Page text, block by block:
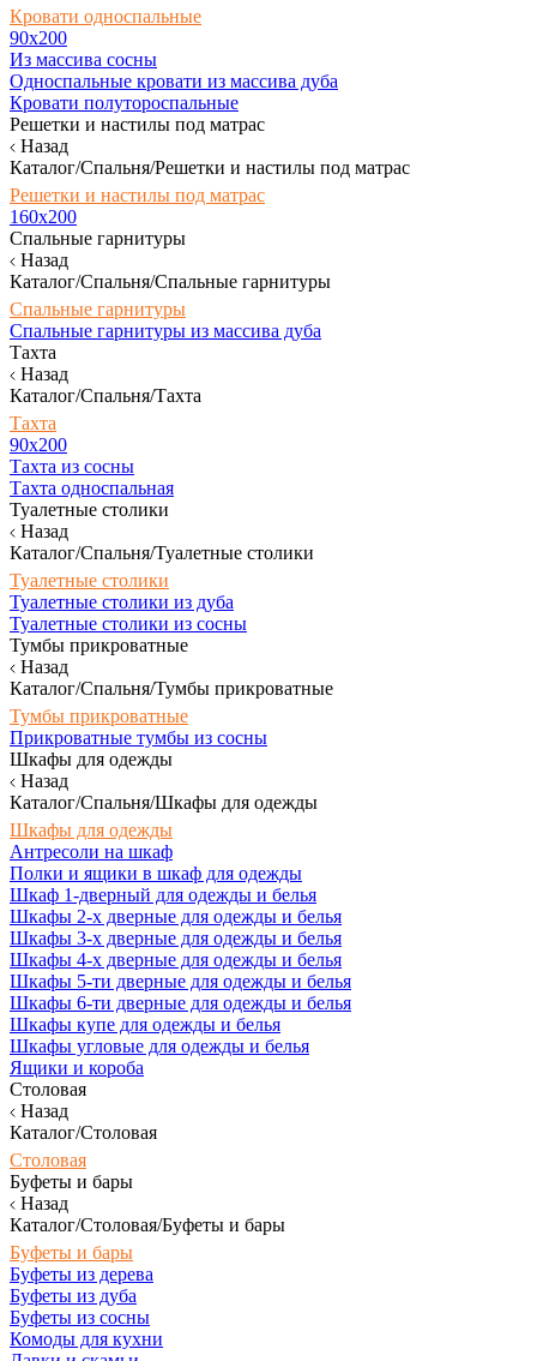
Кровати односпальные
90х200
Из массива сосны
Односпальные кровати из массива дуба
Кровати полутороспальные
Решетки и настилы под матрас
Назад
Каталог/Спальня/Решетки и настилы под матрас
Решетки и настилы под матрас
160х200
Спальные гарнитуры
Назад
Каталог/Спальня/Спальные гарнитуры
Спальные гарнитуры
Спальные гарнитуры из массива дуба
Тахта
Назад
Каталог/Спальня/Тахта
Тахта
90х200
Тахта из сосны
Тахта односпальная
Туалетные столики
Назад
Каталог/Спальня/Туалетные столики
Туалетные столики
Туалетные столики из дуба
Туалетные столики из сосны
Тумбы прикроватные
Назад
Каталог/Спальня/Тумбы прикроватные
Тумбы прикроватные
Прикроватные тумбы из сосны
Шкафы для одежды
Назад
Каталог/Спальня/Шкафы для одежды
Шкафы для одежды
Антресоли на шкаф
Полки и ящики в шкаф для одежды
Шкаф 1-дверный для одежды и белья
Шкафы 2-х дверные для одежды и белья
Шкафы 3-х дверные для одежды и белья
Шкафы 4-х дверные для одежды и белья
Шкафы 5-ти дверные для одежды и белья
Шкафы 6-ти дверные для одежды и белья
Шкафы купе для одежды и белья
Шкафы угловые для одежды и белья
Ящики и короба
Столовая
Назад
Каталог/Столовая
Столовая
Буфеты и бары
Назад
Каталог/Столовая/Буфеты и бары
Буфеты и бары
Буфеты из дерева
Буфеты из дуба
Буфеты из сосны
Комоды для кухни